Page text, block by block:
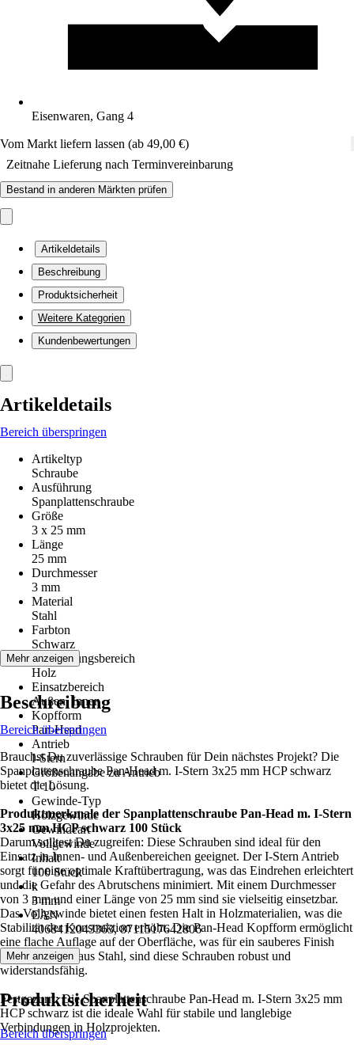
Eisenwaren, Gang 4
Vom Markt liefern lassen (ab 49,00 €)
Zeitnahe Lieferung nach Terminvereinbarung
Bestand in anderen Märkten prüfen
Artikeldetails
Beschreibung
Produktsicherheit
Weitere Kategorien
Kundenbewertungen
Artikeldetails
Bereich überspringen
Artikeltyp
Schraube
Ausführung
Spanplattenschraube
Größe
3 x 25 mm
Länge
25 mm
Durchmesser
3 mm
Material
Stahl
Farbton
Schwarz
Anwendungsbereich
Holz
Einsatzbereich
Außen, Innen
Kopfform
Pan-Head
Antrieb
I-Stern
Größenangabe zu Antrieb
T 10
Gewinde-Typ
Holzgewinde
Gewindeart
Vollgewinde
Inhalt
100 Stück
k
3 mm
EAN
4068412043363, 8711517642806
Mehr anzeigen
Beschreibung
Bereich überspringen
Brauchst Du zuverlässige Schrauben für Dein nächstes Projekt? Die
Spanplattenschraube Pan-Head m. I-Stern 3x25 mm HCP schwarz
bietet die Lösung.
Produktmerkmale der Spanplattenschraube Pan-Head m. I-Stern
3x25 mm HCP schwarz 100 Stück
Darum solltest Du zugreifen: Diese Schrauben sind ideal für den
Einsatz in Innen- und Außenbereichen geeignet. Der I-Stern Antrieb
sorgt für eine optimale Kraftübertragung, was das Eindrehen erleichtert
und die Gefahr des Abrutschens minimiert. Mit einem Durchmesser
von 3 mm und einer Länge von 25 mm sind sie vielseitig einsetzbar.
Das Vollgewinde bietet einen festen Halt in Holzmaterialien, was die
Stabilität der Konstruktion erhöht. Die Pan-Head Kopfform ermöglicht
eine flache Auflage auf der Oberfläche, was für ein sauberes Finish
sorgt. Gefertigt aus Stahl, sind diese Schrauben robust und
widerstandsfähig.
Festgezurrt: Die Spanplattenschraube Pan-Head m. I-Stern 3x25 mm
HCP schwarz ist die ideale Wahl für stabile und langlebige
Verbindungen in Holzprojekten.
Mehr anzeigen
Produktsicherheit
Bereich überspringen